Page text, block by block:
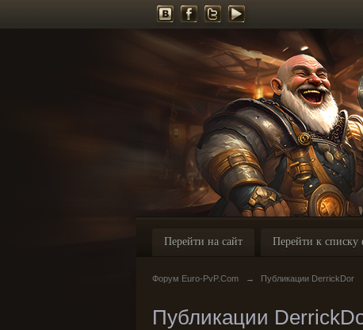
Перейти на сайт Перейти к списку
Форум Euro-PvP.Com → Публикации DerrickDor
Публикации